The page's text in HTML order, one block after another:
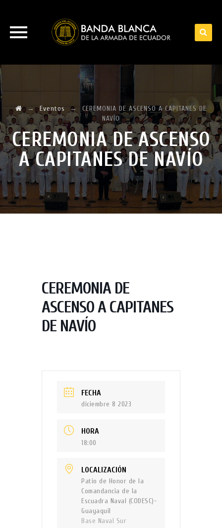
→Eventos → CEREMONIA DE ASCENSO A CAPITANES DE
NAVÍO
CEREMONIA DE ASCENSO
A CAPITANES DE NAVÍO
CEREMONIA DE
ASCENSO A CAPITANES
DE NAVÍO
FECHA
diciembre 8 2023
HORA
18:00
LOCALIZACIÓN
Patio de Honor de la
Comandancia de la
Escuadra Naval (CODESC)-
Guayaquil
Base Naval Sur